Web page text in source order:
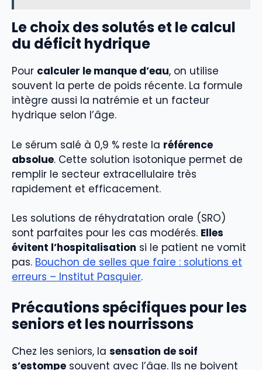
Le choix des solutés et le calcul
du déficit hydrique
Pour calculer le manque d’eau, on utilise
souvent la perte de poids récente. La formule
intègre aussi la natrémie et un facteur
hydrique selon l’âge.
Le sérum salé à 0,9 % reste la référence
absolue. Cette solution isotonique permet de
remplir le secteur extracellulaire très
rapidement et efficacement.
Les solutions de réhydratation orale (SRO)
sont parfaites pour les cas modérés. Elles
évitent l’hospitalisation si le patient ne vomit
pas. Bouchon de selles que faire : solutions et
erreurs – Institut Pasquier.
Précautions spécifiques pour les
seniors et les nourrissons
Chez les seniors, la sensation de soif
s’estompe souvent avec l’âge. Ils ne boivent